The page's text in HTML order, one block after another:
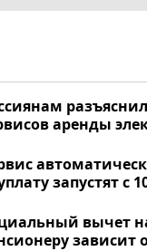
аренды
запустят с
вычет
зависит